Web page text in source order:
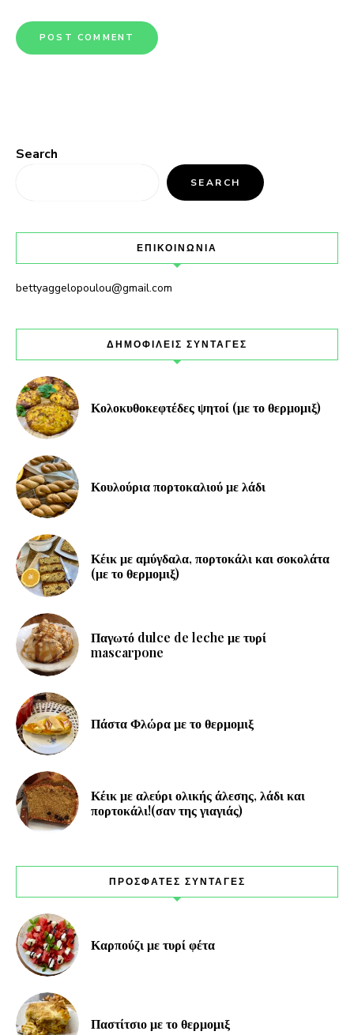
Search
SEARCH
ΕΠΙΚΟΙΝΩΝΙΑ
bettyaggelopoulou@gmail.com
ΔΗΜΟΦΙΛΕΙΣ ΣΥΝΤΑΓΕΣ
Κολοκυθοκεφτέδες ψητοί (με το θερμομιξ)
Κουλούρια πορτοκαλιού με λάδι
Κέικ με αμύγδαλα, πορτοκάλι και σοκολάτα
(με το θερμομιξ)
Παγωτό dulce de leche με τυρί
mascarpone
Πάστα Φλώρα με το θερμομιξ
Κέικ με αλεύρι ολικής άλεσης, λάδι και
πορτοκάλι!(σαν της γιαγιάς)
ΠΡΟΣΦΑΤΕΣ ΣΥΝΤΑΓΕΣ
Καρπούζι με τυρί φέτα
Παστίτσιο με το θερμομιξ